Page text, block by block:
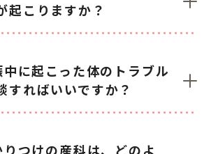
起こりますか？
に起こった体のトラブル
すればいいですか？
つけの産科は、どのよ